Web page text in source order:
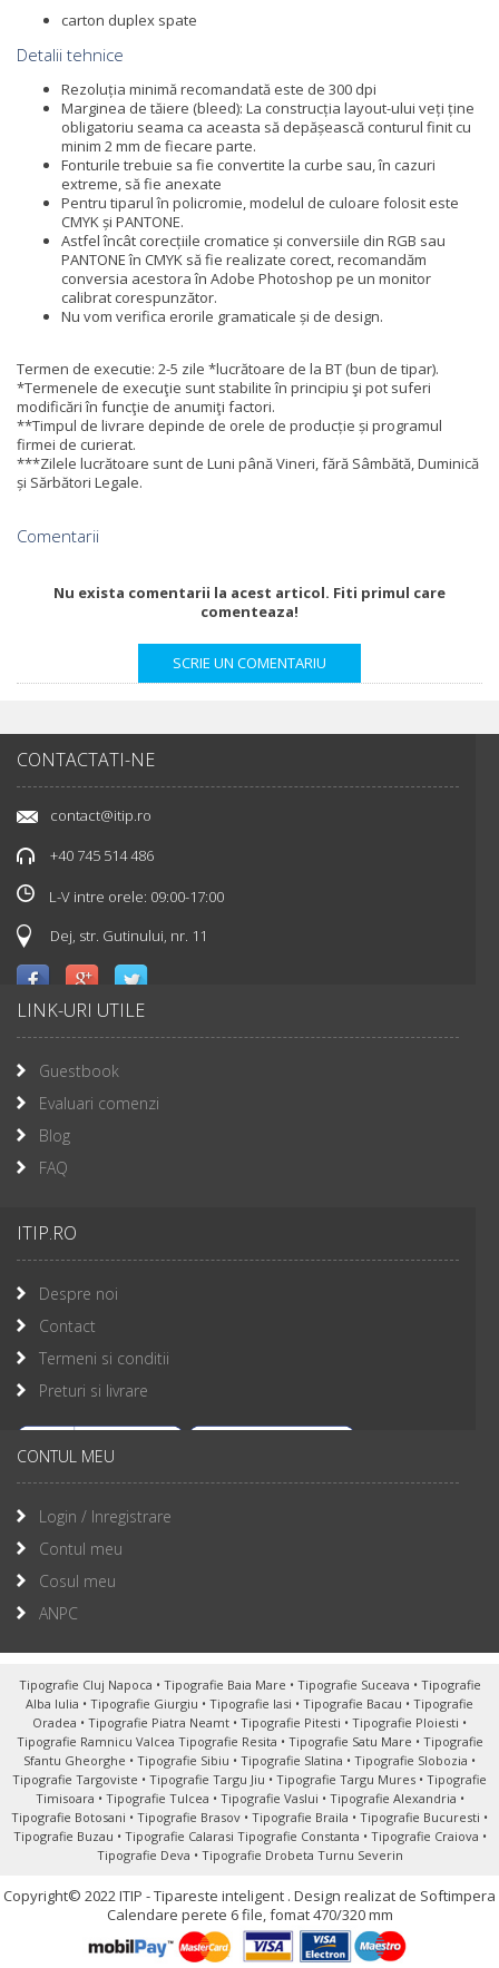
carton duplex spate
Detalii tehnice
Rezoluția minimă recomandată este de 300 dpi
Marginea de tăiere (bleed): La construcția layout-ului veți ține
obligatoriu seama ca aceasta să depășească conturul finit cu
minim 2 mm de fiecare parte.
Fonturile trebuie sa fie convertite la curbe sau, în cazuri
extreme, să fie anexate
Pentru tiparul în policromie, modelul de culoare folosit este
CMYK și PANTONE.
Astfel încât corecțiile cromatice și conversiile din RGB sau
PANTONE în CMYK să fie realizate corect, recomandăm
conversia acestora în Adobe Photoshop pe un monitor
calibrat corespunzător.
Nu vom verifica erorile gramaticale și de design.
Termen de executie: 2-5 zile *lucrătoare de la BT (bun de tipar).
*Termenele de execuţie sunt stabilite în principiu şi pot suferi
modificări în funcţie de anumiţi factori.
**Timpul de livrare depinde de orele de producție și programul
firmei de curierat.
***Zilele lucrătoare sunt de Luni până Vineri, fără Sâmbătă, Duminică
și Sărbători Legale.
Comentarii
Nu exista comentarii la acest articol. Fiti primul care
comenteaza!
CONTACTATI-NE
contact@itip.ro
+40 745 514 486
L-V intre orele: 09:00-17:00
Dej, str. Gutinului, nr. 11
LINK-URI UTILE
Guestbook
Evaluari comenzi
Blog
FAQ
ITIP.RO
Despre noi
Contact
Termeni si conditii
Preturi si livrare
CONTUL MEU
Login / Inregistrare
Contul meu
Cosul meu
ANPC
Tipografie Cluj Napoca • Tipografie Baia Mare • Tipografie Suceava • Tipografie
Alba Iulia • Tipografie Giurgiu • Tipografie Iasi • Tipografie Bacau • Tipografie
Oradea • Tipografie Piatra Neamt • Tipografie Pitesti • Tipografie Ploiesti •
Tipografie Ramnicu Valcea Tipografie Resita • Tipografie Satu Mare • Tipografie
Sfantu Gheorghe • Tipografie Sibiu • Tipografie Slatina • Tipografie Slobozia •
Tipografie Targoviste • Tipografie Targu Jiu • Tipografie Targu Mures • Tipografie
Timisoara • Tipografie Tulcea • Tipografie Vaslui • Tipografie Alexandria •
Tipografie Botosani • Tipografie Brasov • Tipografie Braila • Tipografie Bucuresti •
Tipografie Buzau • Tipografie Calarasi Tipografie Constanta • Tipografie Craiova •
Tipografie Deva • Tipografie Drobeta Turnu Severin
Copyright© 2022 ITIP - Tipareste inteligent . Design realizat de Softimpera
Calendare perete 6 file, fomat 470/320 mm